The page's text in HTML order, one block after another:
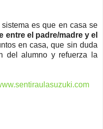
es que en casa se
entre el padre/madre y el
en casa, que sin duda
del alumno y refuerza la